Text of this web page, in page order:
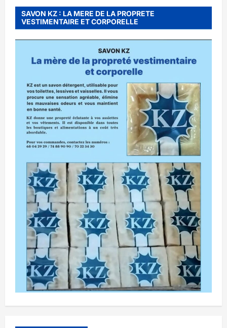
SAVON KZ : LA MERE DE LA PROPRETE
VESTIMENTAIRE ET CORPORELLE